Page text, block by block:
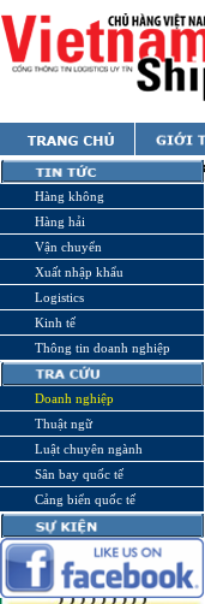
Hàng không
Hàng hải
Vận chuyển
Xuất nhập khẩu
Logistics
Kinh tế
Thông tin doanh nghiệp
Doanh nghiệp
Thuật ngữ
Luật chuyên ngành
Sân bay quốc tế
Cảng biển quốc tế